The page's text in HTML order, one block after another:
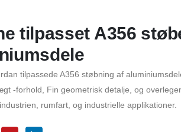
tilpasset A356
tilpassede A356 støbning af
-forhold, Fin geometrisk detalje, og
rumfart, og industrielle applikationer.